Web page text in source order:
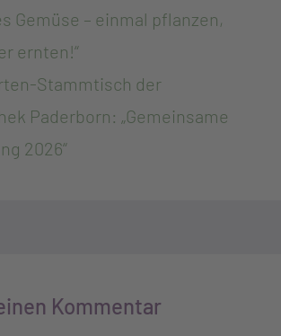
Gemüse – einmal pflanzen,
ernten!“
Stammtisch der
Paderborn: „Gemeinsame
2026“
Kommentar